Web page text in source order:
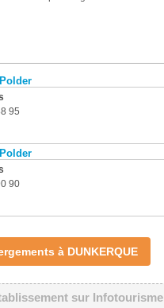
95
90
à DUNKERQUE
sur Infotourisme